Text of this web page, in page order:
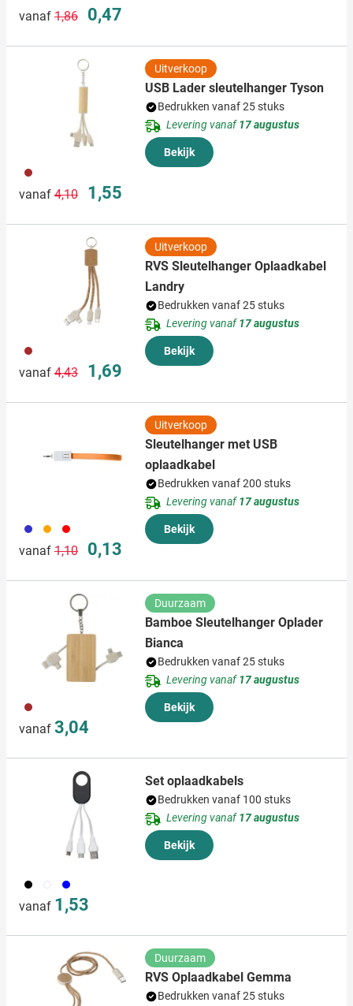
vanaf Normale prijs
1,86 Speciale prijs
0,47
011
vanaf Normale prijs
4,10 Speciale prijs
1,55
Uitverkoop
USB Lader sleutelhanger Tyson
Bedrukken vanaf 25 stuks
Levering vanaf17 augustus
Bekijk
011
vanaf Normale prijs
4,43 Speciale prijs
1,69
Uitverkoop
RVS Sleutelhanger Oplaadkabel
Landry
Bedrukken vanaf 25 stuks
Levering vanaf17 augustus
Bekijk
023 007 008
vanaf Normale prijs
1,10 Speciale prijs
0,13
Uitverkoop
Sleutelhanger met USB
oplaadkabel
Bedrukken vanaf 200 stuks
Levering vanaf17 augustus
Bekijk
011
vanaf 3,04
Duurzaam
Bamboe Sleutelhanger Oplader
Bianca
Bedrukken vanaf 25 stuks
Levering vanaf17 augustus
Bekijk
001 002 005
vanaf 1,53
Set oplaadkabels
Bedrukken vanaf 100 stuks
Levering vanaf17 augustus
Bekijk
Duurzaam
RVS Oplaadkabel Gemma
Bedrukken vanaf 25 stuks